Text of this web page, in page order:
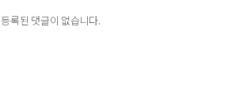
등록된 댓글이 없습니다.